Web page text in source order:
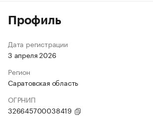
Профиль
Дата регистрации
3 апреля 2026
Регион
Саратовская область
ОГРНИП
326645700038419